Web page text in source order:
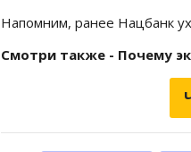
Напомним, ранее Нацбанк
Смотри также - Почему